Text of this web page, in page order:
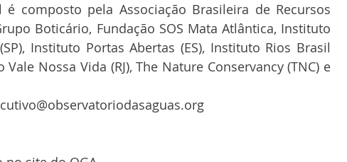
composto pela Associação Brasileira de Recursos
Boticário, Fundação SOS Mata Atlântica, Instituto
Instituto Portas Abertas (ES), Instituto Rios Brasil
Nossa Vida (RJ), The Nature Conservancy (TNC) e